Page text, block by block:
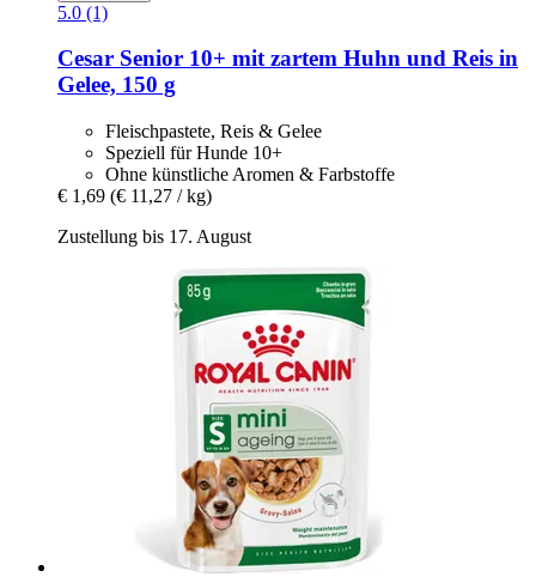
5.0 (1)
Cesar Senior 10+ mit zartem Huhn und Reis in
Gelee, 150 g
Fleischpastete, Reis & Gelee
Speziell für Hunde 10+
Ohne künstliche Aromen & Farbstoffe
€ 1,69 (€ 11,27 / kg)
Zustellung bis 17. August